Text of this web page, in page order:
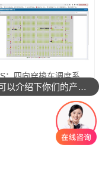
F-RCS：四向穿梭车调度系统（仿真）